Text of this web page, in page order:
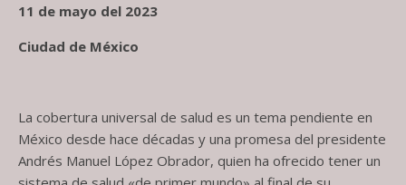
11 de mayo del 2023
Ciudad de México
La cobertura universal de salud es un tema pendiente en
México desde hace décadas y una promesa del presidente
Andrés Manuel López Obrador, quien ha ofrecido tener un